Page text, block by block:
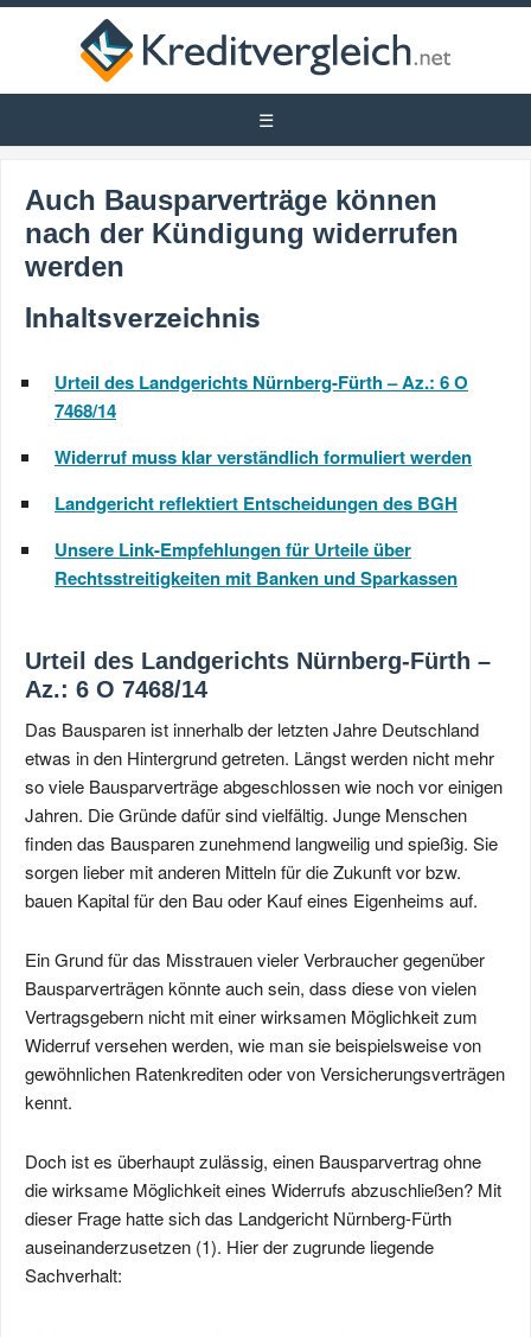
Auch Bausparverträge können
nach der Kündigung widerrufen
werden
Inhaltsverzeichnis
Urteil des Landgerichts Nürnberg-Fürth – Az.: 6 O
7468/14
Widerruf muss klar verständlich formuliert werden
Landgericht reflektiert Entscheidungen des BGH
Unsere Link-Empfehlungen für Urteile über
Rechtsstreitigkeiten mit Banken und Sparkassen
Urteil des Landgerichts Nürnberg-Fürth –
Az.: 6 O 7468/14
Das Bausparen ist innerhalb der letzten Jahre Deutschland
etwas in den Hintergrund getreten. Längst werden nicht mehr
so viele Bausparverträge abgeschlossen wie noch vor einigen
Jahren. Die Gründe dafür sind vielfältig. Junge Menschen
finden das Bausparen zunehmend langweilig und spießig. Sie
sorgen lieber mit anderen Mitteln für die Zukunft vor bzw.
bauen Kapital für den Bau oder Kauf eines Eigenheims auf.
Ein Grund für das Misstrauen vieler Verbraucher gegenüber
Bausparverträgen könnte auch sein, dass diese von vielen
Vertragsgebern nicht mit einer wirksamen Möglichkeit zum
Widerruf versehen werden, wie man sie beispielsweise von
gewöhnlichen Ratenkrediten oder von Versicherungsverträgen
kennt.
Doch ist es überhaupt zulässig, einen Bausparvertrag ohne
die wirksame Möglichkeit eines Widerrufs abzuschließen? Mit
dieser Frage hatte sich das Landgericht Nürnberg-Fürth
auseinanderzusetzen (1). Hier der zugrunde liegende
Sachverhalt: